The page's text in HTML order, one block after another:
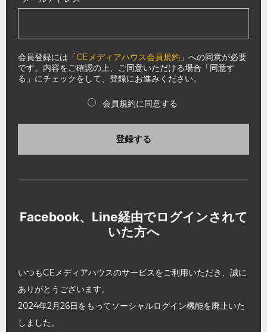
会員登録には「CEメディアハウス会員規約 」への同意が必要
です。内容をご確認の上、ご同意いただける場合「同意す
る」にチェックをして、登録にお進みください。
会員規約に同意する
登録する
Facebook、Line経由でログインされて
いた方へ
いつもCEメディアハウスのサービスをご利用いただき、誠に
ありがとうございます。
2024年2月26日をもってソーシャルログイン機能を廃止いた
しました。